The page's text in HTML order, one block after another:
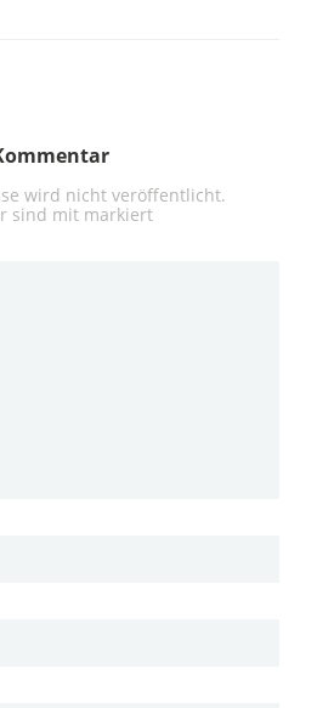
wird nicht veröffentlicht.
sind mit markiert